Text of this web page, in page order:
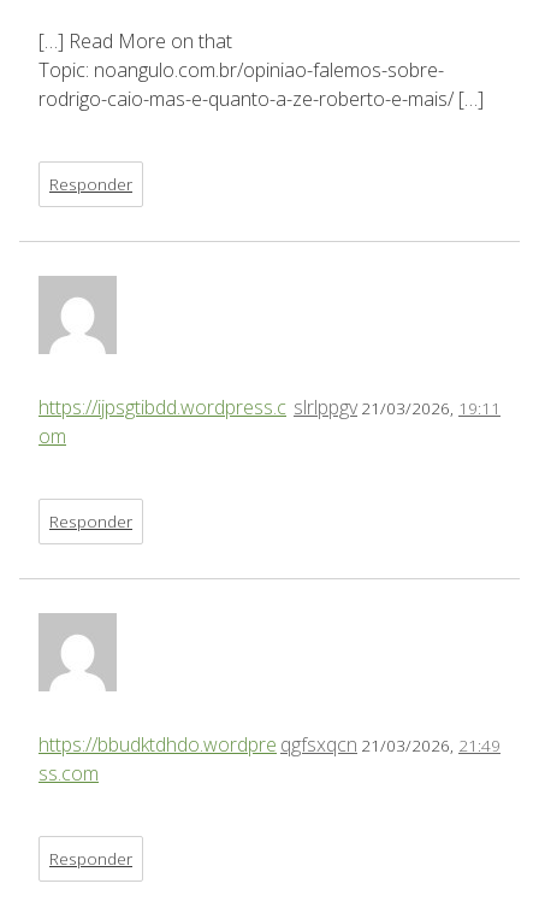
[…] Read More on that
Topic: noangulo.com.br/opiniao-falemos-sobre-
rodrigo-caio-mas-e-quanto-a-ze-roberto-e-mais/ […]
Responder
slrlppgv 21/03/2026, 19:11
https://ijpsgtibdd.wordpress.c
om
Responder
qgfsxqcn 21/03/2026, 21:49
https://bbudktdhdo.wordpre
ss.com
Responder